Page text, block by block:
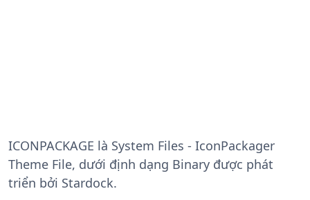
ICONPACKAGE là System Files - IconPackager
Theme File, dưới định dạng Binary được phát
triển bởi Stardock.